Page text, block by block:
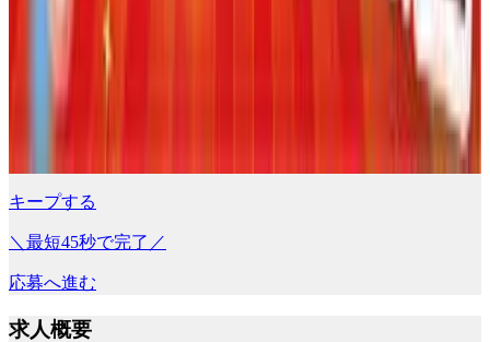
キープする
＼最短45秒で完了／
応募へ進む
求人概要